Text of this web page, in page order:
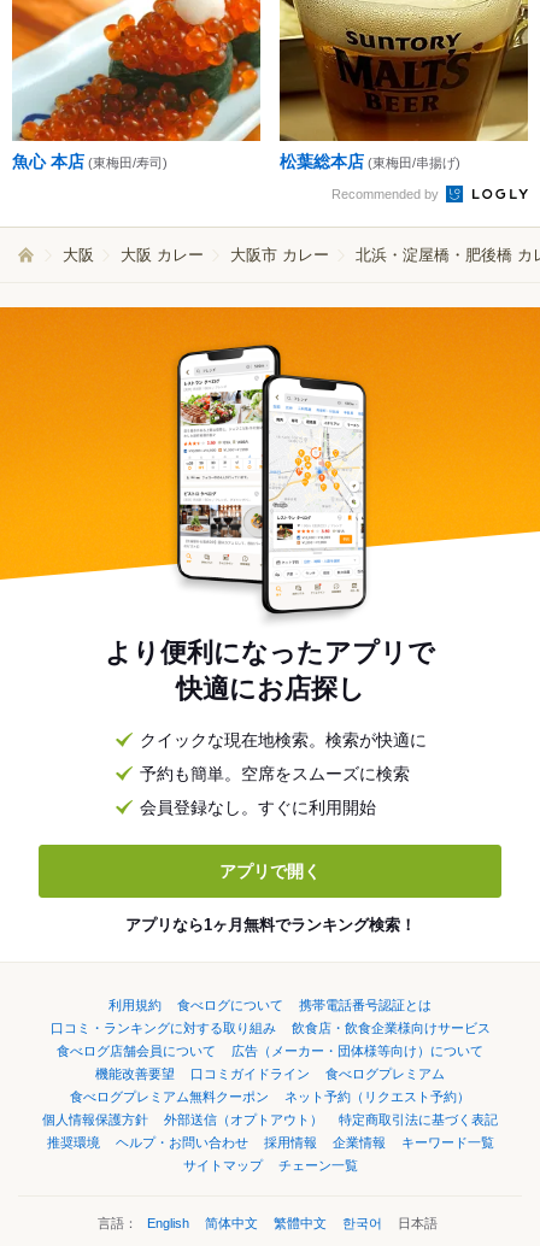
魚心 本店 (東梅田/寿司) 松葉総本店 (東梅田/串揚げ)
Recommended by
大阪 大阪 カレー 大阪市 カレー 北浜・淀屋橋・肥後橋 カ
より便利になったアプリで
快適にお店探し
クイックな現在地検索。検索が快適に
予約も簡単。空席をスムーズに検索
会員登録なし。すぐに利用開始
アプリで開く
アプリなら1ヶ月無料でランキング検索！
利用規約 食べログについて
携帯電話番号認証とは
口コミ・ランキングに対する取り組み
飲食店・飲食企業様向けサービス
食べログ店舗会員について
広告（メーカー・団体様等向け）について
機能改善要望
口コミガイドライン
食べログプレミアム
食べログプレミアム無料クーポン
ネット予約（リクエスト予約）
個人情報保護方針
外部送信（オプトアウト）
特定商取引法に基づく表記
推奨環境
ヘルプ・お問い合わせ 採用情報 企業情報
キーワード一覧
サイトマップ
チェーン一覧
言語： English 简体中文 繁體中文 한국어 日本語